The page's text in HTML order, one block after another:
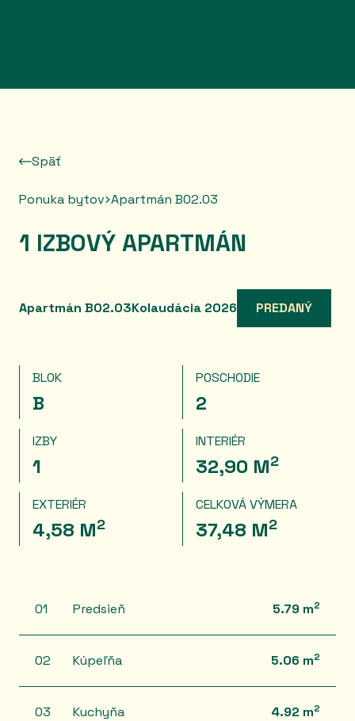
Späť
Ponuka bytov Apartmán B02.03
1 IZBOVÝ APARTMÁN
Apartmán B02.03Kolaudácia 2026 PREDANÝ
BLOK
B
POSCHODIE
2
IZBY
1
INTERIÉR
32,90 M2
EXTERIÉR
4,58 M2
CELKOVÁ VÝMERA
37,48 M2
01 Predsieň 5.79 m2
02 Kúpeľňa 5.06 m2
03 Kuchyňa 4.92 m2